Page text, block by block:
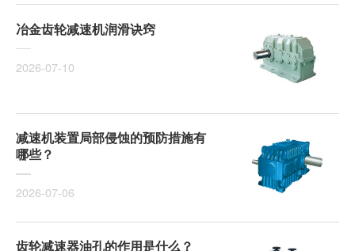
冶金齿轮减速机润滑诀窍
2026-07-10
减速机装置局部侵蚀的预防措施有
哪些？
2026-07-06
齿轮减速器油孔的作用是什么？